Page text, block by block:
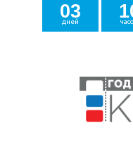
дней
03 1